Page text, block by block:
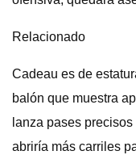
Relacionado
Cadeau es de
balón que muestra
lanza pases
abriría más carriles